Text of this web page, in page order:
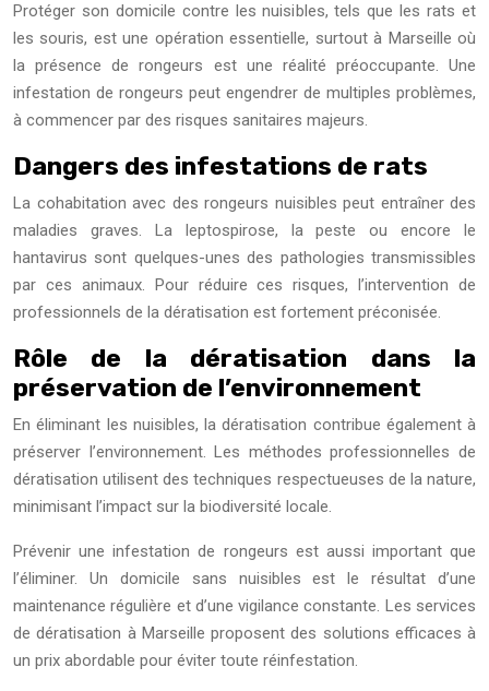
Protéger son domicile contre les nuisibles, tels que les rats et
les souris, est une opération essentielle, surtout à Marseille où
la présence de rongeurs est une réalité préoccupante. Une
infestation de rongeurs peut engendrer de multiples problèmes,
à commencer par des risques sanitaires majeurs.
Dangers des infestations de rats
La cohabitation avec des rongeurs nuisibles peut entraîner des
maladies graves. La leptospirose, la peste ou encore le
hantavirus sont quelques-unes des pathologies transmissibles
par ces animaux. Pour réduire ces risques, l’intervention de
professionnels de la dératisation est fortement préconisée.
Rôle de la dératisation dans la
préservation de l’environnement
En éliminant les nuisibles, la dératisation contribue également à
préserver l’environnement. Les méthodes professionnelles de
dératisation utilisent des techniques respectueuses de la nature,
minimisant l’impact sur la biodiversité locale.
Prévenir une infestation de rongeurs est aussi important que
l’éliminer. Un domicile sans nuisibles est le résultat d’une
maintenance régulière et d’une vigilance constante. Les services
de dératisation à Marseille proposent des solutions efficaces à
un prix abordable pour éviter toute réinfestation.